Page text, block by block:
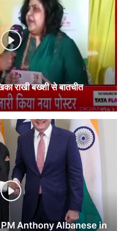
राखी बख्शी से बातचीत
Anthony Albanese in